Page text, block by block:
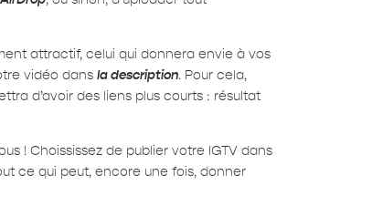
attractif, celui qui donnera envie à vos
vidéo dans la description. Pour cela,
d’avoir des liens plus courts : résultat
! Choississez de publier votre IGTV dans
ce qui peut, encore une fois, donner